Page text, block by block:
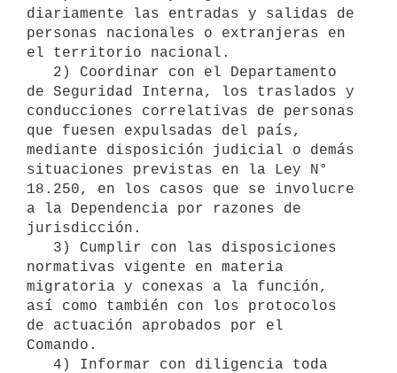
diariamente las entradas y salidas de
personas nacionales o extranjeras en
el territorio nacional.
de Seguridad Interna, los traslados y
conducciones correlativas de personas
que fuesen expulsadas del país,
mediante disposición judicial o demás
situaciones previstas en la Ley N°
18.250, en los casos que se involucre
a la Dependencia por razones de
jurisdicción.
normativas vigente en materia
migratoria y conexas a la función,
así como también con los protocolos
de actuación aprobados por el
Comando.